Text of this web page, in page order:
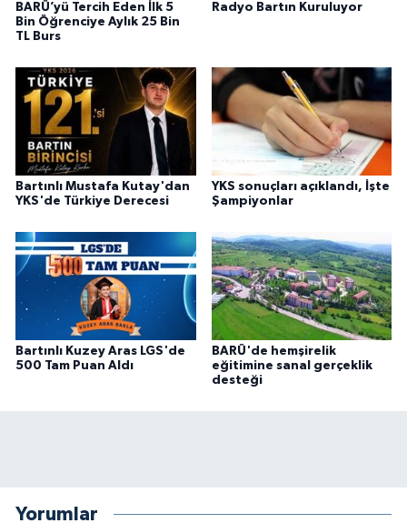
BARÜ’yü Tercih Eden İlk 5
Bin Öğrenciye Aylık 25 Bin
TL Burs
Radyo Bartın Kuruluyor
Bartınlı Mustafa Kutay'dan
YKS'de Türkiye Derecesi
YKS sonuçları açıklandı, İşte
Şampiyonlar
Bartınlı Kuzey Aras LGS'de
500 Tam Puan Aldı
BARÜ'de hemşirelik
eğitimine sanal gerçeklik
desteği
Yorumlar